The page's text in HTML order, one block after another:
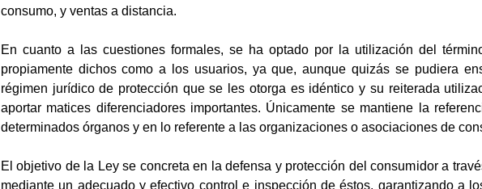
consumo, y ventas a distancia.
En cuanto a las cuestiones formales, se ha optado por la utilización del
propiamente dichos como a los usuarios, ya que, aunque quizás se pudiera
régimen jurídico de protección que se les otorga es idéntico y su reiterada
aportar matices diferenciadores importantes. Únicamente se mantiene la
determinados órganos y en lo referente a las organizaciones o asociaciones de
El objetivo de la Ley se concreta en la defensa y protección del consumidor a
mediante un adecuado y efectivo control e inspección de éstos, garantizando a